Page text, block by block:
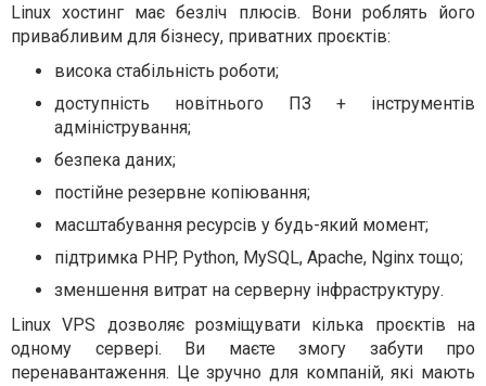
Linux хостинг має безліч плюсів. Вони роблять його
привабливим для бізнесу, приватних проєктів:
висока стабільність роботи;
доступність новітнього ПЗ + інструментів
адміністрування;
безпека даних;
постійне резервне копіювання;
масштабування ресурсів у будь-який момент;
підтримка PHP, Python, MySQL, Apache, Nginx тощо;
зменшення витрат на серверну інфраструктуру.
Linux VPS дозволяє розміщувати кілька проєктів на
одному сервері. Ви маєте змогу забути про
перенавантаження. Це зручно для компаній, які мають